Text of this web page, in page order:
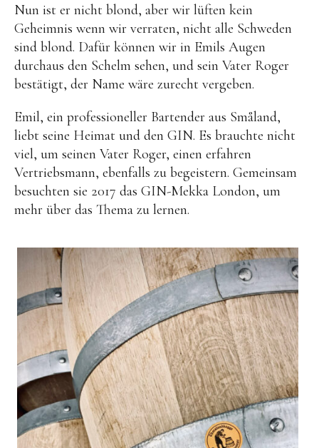
Nun ist er nicht blond, aber wir lüften kein
Geheimnis wenn wir verraten, nicht alle Schweden
sind blond. Dafür können wir in Emils Augen
durchaus den Schelm sehen, und sein Vater Roger
bestätigt, der Name wäre zurecht vergeben.
Emil, ein professioneller Bartender aus Småland,
liebt seine Heimat und den GIN. Es brauchte nicht
viel, um seinen Vater Roger, einen erfahren
Vertriebsmann, ebenfalls zu begeistern. Gemeinsam
besuchten sie 2017 das GIN-Mekka London, um
mehr über das Thema zu lernen.